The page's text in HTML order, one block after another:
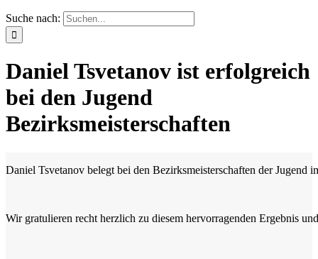
Suche nach:
Daniel Tsvetanov ist erfolgreich
bei den Jugend
Bezirksmeisterschaften
Daniel Tsvetanov belegt bei den Bezirksmeisterschaften der Jugend
Wir gratulieren recht herzlich zu diesem hervorragenden Ergebnis